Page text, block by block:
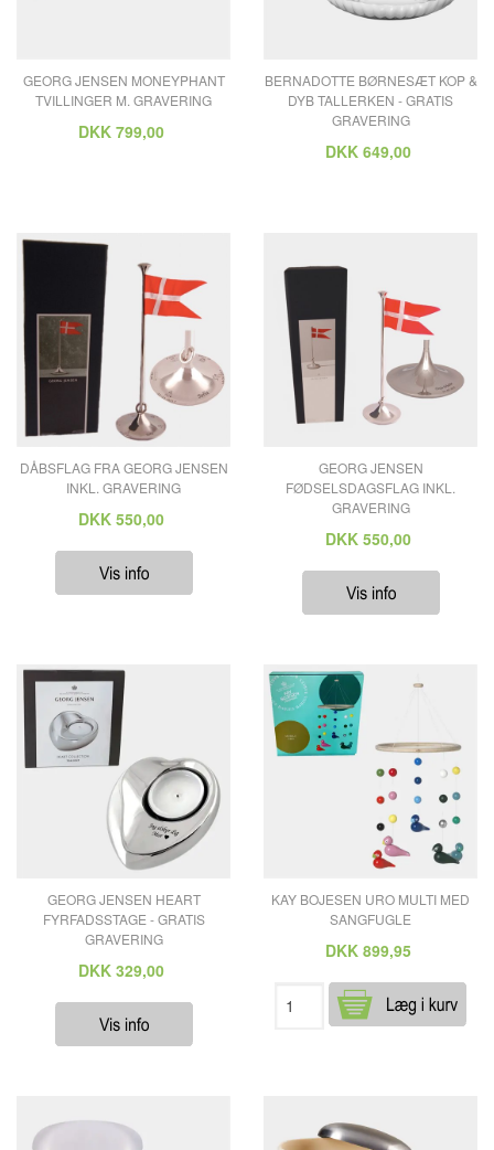
GEORG JENSEN MONEYPHANT
TVILLINGER M. GRAVERING
DKK 799,00
BERNADOTTE BØRNESÆT KOP &
DYB TALLERKEN - GRATIS
GRAVERING
DKK 649,00
DÅBSFLAG FRA GEORG JENSEN
INKL. GRAVERING
DKK 550,00
GEORG JENSEN
FØDSELSDAGSFLAG INKL.
GRAVERING
DKK 550,00
GEORG JENSEN HEART
FYRFADSSTAGE - GRATIS
GRAVERING
DKK 329,00
KAY BOJESEN URO MULTI MED
SANGFUGLE
DKK 899,95